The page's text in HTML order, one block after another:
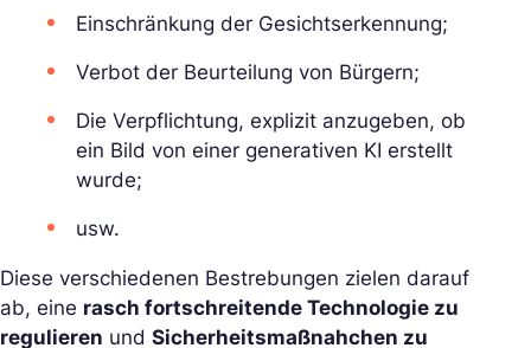
Einschränkung der Gesichtserkennung;
Verbot der Beurteilung von Bürgern;
Die Verpflichtung, explizit anzugeben, ob
ein Bild von einer generativen KI erstellt
wurde;
usw.
Diese verschiedenen Bestrebungen zielen darauf
ab, eine rasch fortschreitende Technologie zu
regulieren und Sicherheitsmaßnahchen zu